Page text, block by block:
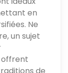
en
Ne
un sujet
offrent